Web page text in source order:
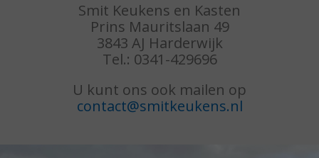
Smit Keukens en Kasten
Prins Mauritslaan 49
3843 AJ Harderwijk
Tel.: 0341-429696
U kunt ons ook mailen op
contact@smitkeukens.nl